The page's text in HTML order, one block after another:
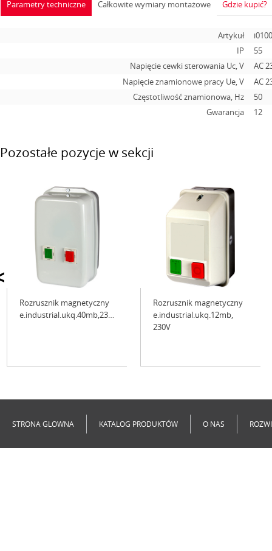
Parametry techniczne
Artykuł
IP
55
Napięcie cewki sterowania Uc, V
AC
Napięcie znamionowe pracy Ue, V
AC
Częstotliwość znamionowa, Hz
50
Gwarancja
12
Całkowite wymiary montażowe Gdzie kupić?
Pozostałe pozycje w sekcji
Rozrusznik magnetyczny
e.industrial.ukq.40mb,230V
Rozrusznik magnetyczny
e.industrial.ukq.12mb,
230V
STRONA GLOWNA KATALOG PRODUKTÓW O NAS